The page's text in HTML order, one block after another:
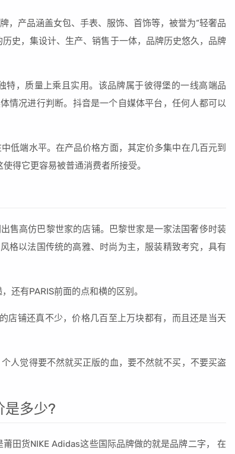
，产品涵盖女包、手表、服饰、首饰等，被誉为“轻奢品
史，集设计、生产、销售于一体，品牌历史悠久，品牌
，质量上乘且实用。该品牌属于彼得堡的一线高端品
情况进行判断。抖音是一个自媒体平台，任何人都可以
低端水平。在产品价格方面，其定价多集中在几百元到
得它更容易被普通消费者所接受。
售高仿巴黎世家的店铺。巴黎世家是一家法国奢侈时装
格以法国传统的高雅、时尚为主，服装精致考究，具有
还有PARIS前面的点和横的区别。
店铺还真不少，价格几百至上万块都有，而且还是当天
人觉得要不然就买正版的血，要不然就不买，不要买盗
是多少?
田货NIKE Adidas这些国际品牌做的就是品牌二字， 在